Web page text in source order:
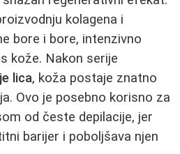
kolagena i
bore i bore, intenzivno
kože. Nakon serije
lica, koža postaje znatno
Ovo je posebno korisno za
od česte depilacije, jer
barijer i poboljšava njen